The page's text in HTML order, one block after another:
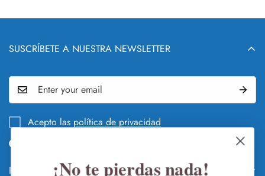
SUSCRÍBETE A NUESTRA NEWSLETTER
Acepto las política de privacidad
Info legal y DEVOLUCIONES
¡No te pierdas nada!